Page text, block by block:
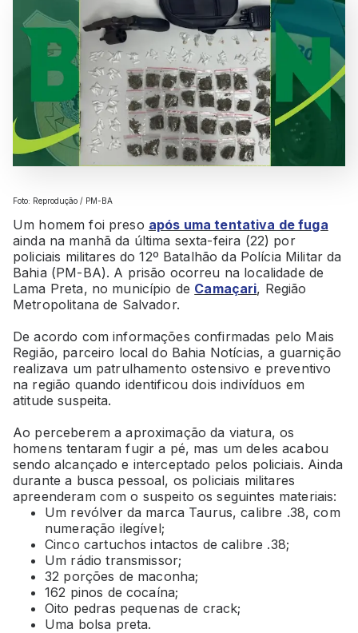
Foto: Reprodução / PM-BA
Um homem foi preso após uma tentativa de fuga
ainda na manhã da última sexta-feira (22) por
policiais militares do 12º Batalhão da Polícia Militar da
Bahia (PM-BA). A prisão ocorreu na localidade de
Lama Preta, no município de Camaçari, Região
Metropolitana de Salvador.
De acordo com informações confirmadas pelo Mais
Região, parceiro local do Bahia Notícias, a guarnição
realizava um patrulhamento ostensivo e preventivo
na região quando identificou dois indivíduos em
atitude suspeita.
Ao perceberem a aproximação da viatura, os
homens tentaram fugir a pé, mas um deles acabou
sendo alcançado e interceptado pelos policiais. Ainda
durante a busca pessoal, os policiais militares
apreenderam com o suspeito os seguintes materiais:
Um revólver da marca Taurus, calibre .38, com
numeração ilegível;
Cinco cartuchos intactos de calibre .38;
Um rádio transmissor;
32 porções de maconha;
162 pinos de cocaína;
Oito pedras pequenas de crack;
Uma bolsa preta.